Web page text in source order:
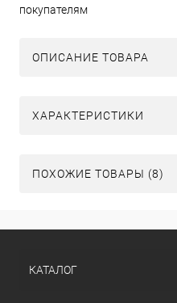
покупателям
ОПИСАНИЕ ТОВАРА
ХАРАКТЕРИСТИКИ
ПОХОЖИЕ ТОВАРЫ (8)
КАТАЛОГ